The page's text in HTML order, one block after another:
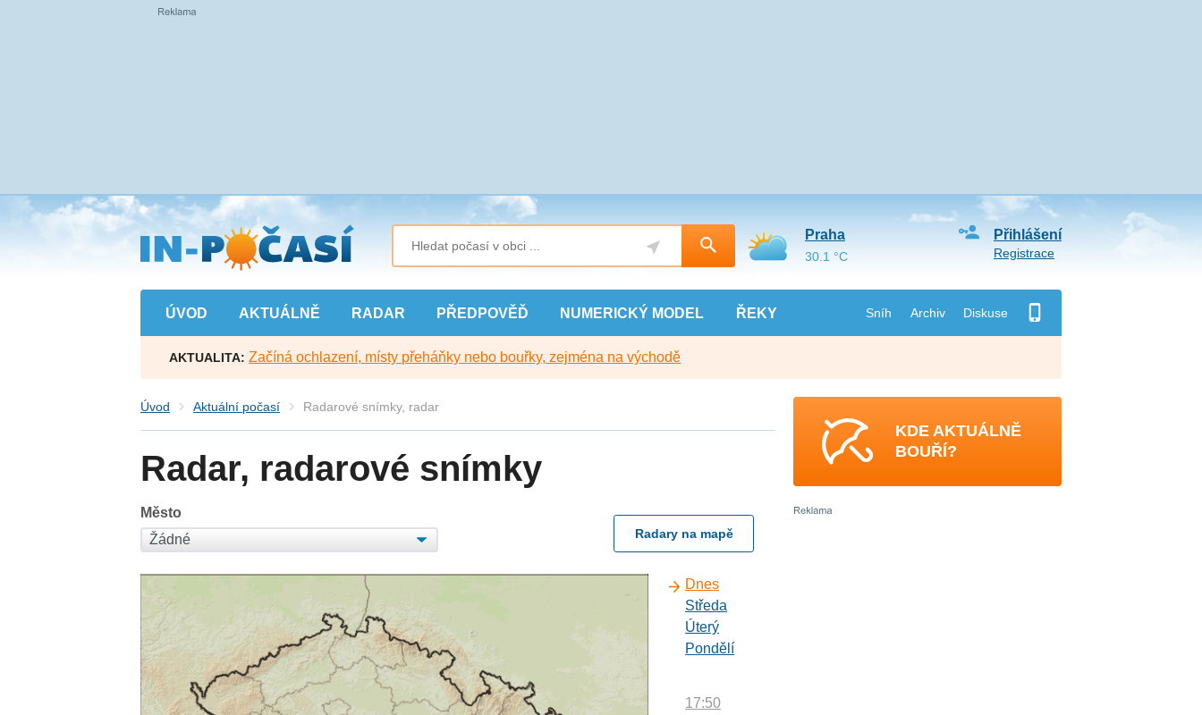
Přejít
na
hlavní
obsah
ÚVOD AKTUÁLNĚ RADAR PŘEDPOVĚĎ NUMERICKÝ MODEL ŘEKY Sníh Archiv Diskuse
Přihlášení
Registrace
Praha
30.1 °C
AKTUALITA: Začíná ochlazení, místy přeháňky nebo bouřky, zejména na východě
Úvod Aktuální počasí Radarové snímky, radar
Radar, radarové snímky
Město
Radary na mapě
Dnes
Středa
Úterý
Pondělí
17:50
KDE AKTUÁLNĚ
BOUŘÍ?